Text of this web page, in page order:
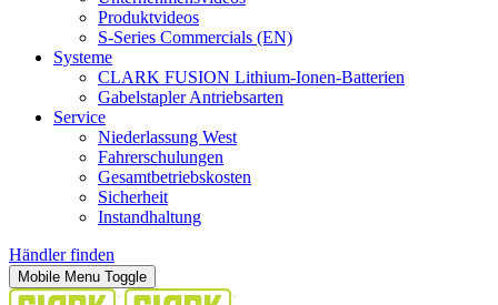
Produktvideos
S-Series Commercials (EN)
Systeme
CLARK FUSION Lithium-Ionen-Batterien
Gabelstapler Antriebsarten
Service
Niederlassung West
Fahrerschulungen
Gesamtbetriebskosten
Sicherheit
Instandhaltung
Händler finden
Mobile Menu Toggle